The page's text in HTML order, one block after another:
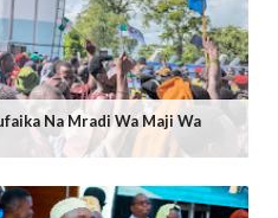
Na Mradi Wa Maji Wa